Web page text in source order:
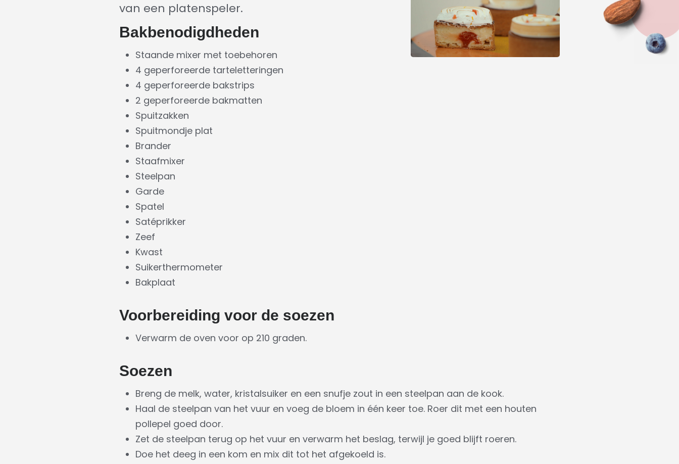
van een platenspeler.
Bakbenodigdheden
Staande mixer met toebehoren
4 geperforeerde tarteletteringen
4 geperforeerde bakstrips
2 geperforeerde bakmatten
Spuitzakken
Spuitmondje plat
Brander
Staafmixer
Steelpan
Garde
Spatel
Satéprikker
Zeef
Kwast
Suikerthermometer
Bakplaat
Voorbereiding voor de soezen
Verwarm de oven voor op 210 graden.
Soezen
Breng de melk, water, kristalsuiker en een snufje zout in een steelpan aan de kook.
Haal de steelpan van het vuur en voeg de bloem in één keer toe. Roer dit met een houten
pollepel goed door.
Zet de steelpan terug op het vuur en verwarm het beslag, terwijl je goed blijft roeren.
Doe het deeg in een kom en mix dit tot het afgekoeld is.